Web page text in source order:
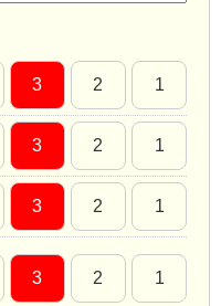
3 2 1
3 2 1
3 2 1
3 2 1